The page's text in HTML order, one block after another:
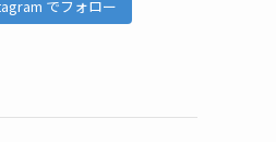
でフォロー